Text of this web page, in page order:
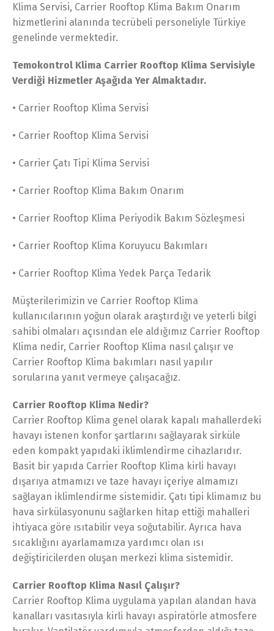
Klima Servisi, Carrier Rooftop Klima Bakım Onarım
hizmetlerini alanında tecrübeli personeliyle Türkiye
genelinde vermektedir.
Temokontrol Klima Carrier Rooftop Klima Servisiyle
Verdiği Hizmetler Aşağıda Yer Almaktadır.
• Carrier Rooftop Klima Servisi
• Carrier Rooftop Klima Servisi
• Carrier Çatı Tipi Klima Servisi
• Carrier Rooftop Klima Bakım Onarım
• Carrier Rooftop Klima Periyodik Bakım Sözleşmesi
• Carrier Rooftop Klima Koruyucu Bakımları
• Carrier Rooftop Klima Yedek Parça Tedarik
Müşterilerimizin ve Carrier Rooftop Klima
kullanıcılarının yoğun olarak araştırdığı ve yeterli bilgi
sahibi olmaları açısından ele aldığımız Carrier Rooftop
Klima nedir, Carrier Rooftop Klima nasıl çalışır ve
Carrier Rooftop Klima bakımları nasıl yapılır
sorularına yanıt vermeye çalışacağız.
Carrier Rooftop Klima Nedir?
Carrier Rooftop Klima genel olarak kapalı mahallerdeki
havayı istenen konfor şartlarını sağlayarak sirküle
eden kompakt yapıdaki iklimlendirme cihazlarıdır.
Basit bir yapıda Carrier Rooftop Klima kirli havayı
dışarıya atmamızı ve taze havayı içeriye almamızı
sağlayan iklimlendirme sistemidir. Çatı tipi klimamız bu
hava sirkülasyonunu sağlarken hitap ettiği mahalleri
ihtiyaca göre ısıtabilir veya soğutabilir. Ayrıca hava
sıcaklığını ayarlamamıza yardımcı olan ısı
değiştiricilerden oluşan merkezi klima sistemidir.
Carrier Rooftop Klima Nasıl Çalışır?
Carrier Rooftop Klima uygulama yapılan alandan hava
kanalları vasıtasıyla kirli havayı aspiratörle atmosfere